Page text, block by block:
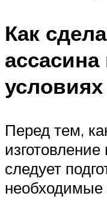
Как
условиях
Перед тем,
изготовление
следует